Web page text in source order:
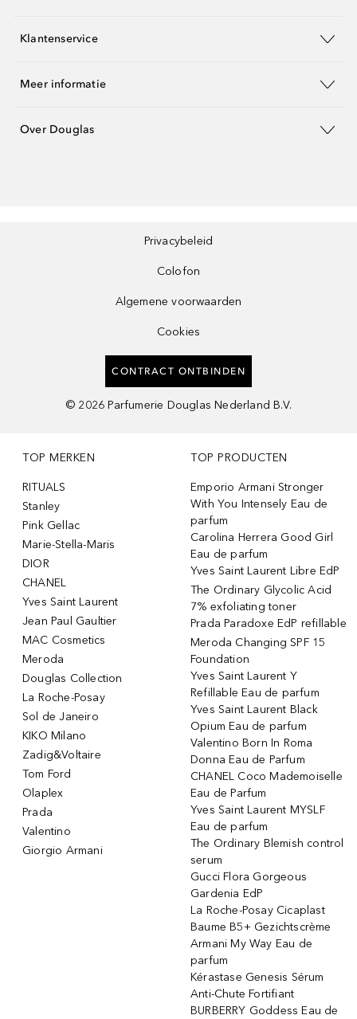
Klantenservice
Meer informatie
Over Douglas
Privacybeleid
Colofon
Algemene voorwaarden
Cookies
CONTRACT ONTBINDEN
© 2026 Parfumerie Douglas Nederland B.V.
TOP MERKEN
RITUALS
Stanley
Pink Gellac
Marie-Stella-Maris
DIOR
CHANEL
Yves Saint Laurent
Jean Paul Gaultier
MAC Cosmetics
Meroda
Douglas Collection
La Roche-Posay
Sol de Janeiro
KIKO Milano
Zadig&Voltaire
Tom Ford
Olaplex
Prada
Valentino
Giorgio Armani
TOP PRODUCTEN
Emporio Armani Stronger
With You Intensely Eau de
parfum
Carolina Herrera Good Girl
Eau de parfum
Yves Saint Laurent Libre EdP
The Ordinary Glycolic Acid
7% exfoliating toner
Prada Paradoxe EdP refillable
Meroda Changing SPF 15
Foundation
Yves Saint Laurent Y
Refillable Eau de parfum
Yves Saint Laurent Black
Opium Eau de parfum
Valentino Born In Roma
Donna Eau de Parfum
CHANEL Coco Mademoiselle
Eau de Parfum
Yves Saint Laurent MYSLF
Eau de parfum
The Ordinary Blemish control
serum
Gucci Flora Gorgeous
Gardenia EdP
La Roche-Posay Cicaplast
Baume B5+ Gezichtscrème
Armani My Way Eau de
parfum
Kérastase Genesis Sérum
Anti-Chute Fortifiant
BURBERRY Goddess Eau de